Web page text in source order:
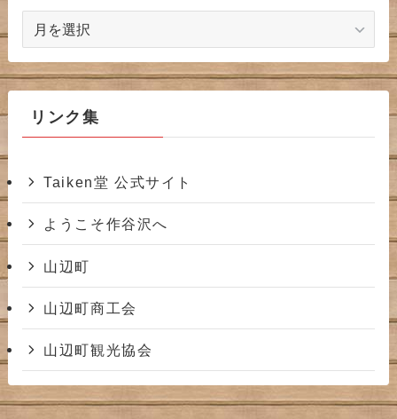
カ
イ
ブリンク集
Taiken堂 公式サイト
ようこそ作谷沢へ
山辺町
山辺町商工会
山辺町観光協会